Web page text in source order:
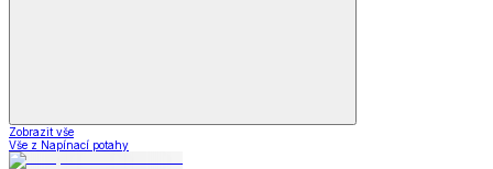
Zobrazit vše
Vše z Napínací potahy